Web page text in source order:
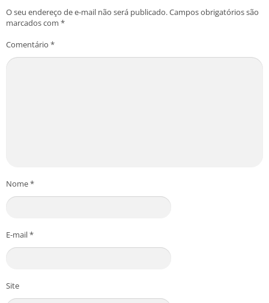
O seu endereço de e-mail não será publicado.Campos obrigatórios são
marcados com *
Comentário *
Nome*
E-mail*
Site